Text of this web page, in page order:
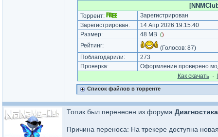
Торрент:
Зарегистрирован
Зарегистрирован:
14 Апр 2026 19:15:40
Размер:
48 MB ()
Рейтинг: (Голосов: 87)
Поблагодарили:
273
Проверка:
Оформление проверено
Как cкачать·
Список файлов в торренте
Топик был перенесен из форума
Причина переноса: На трекере доступна